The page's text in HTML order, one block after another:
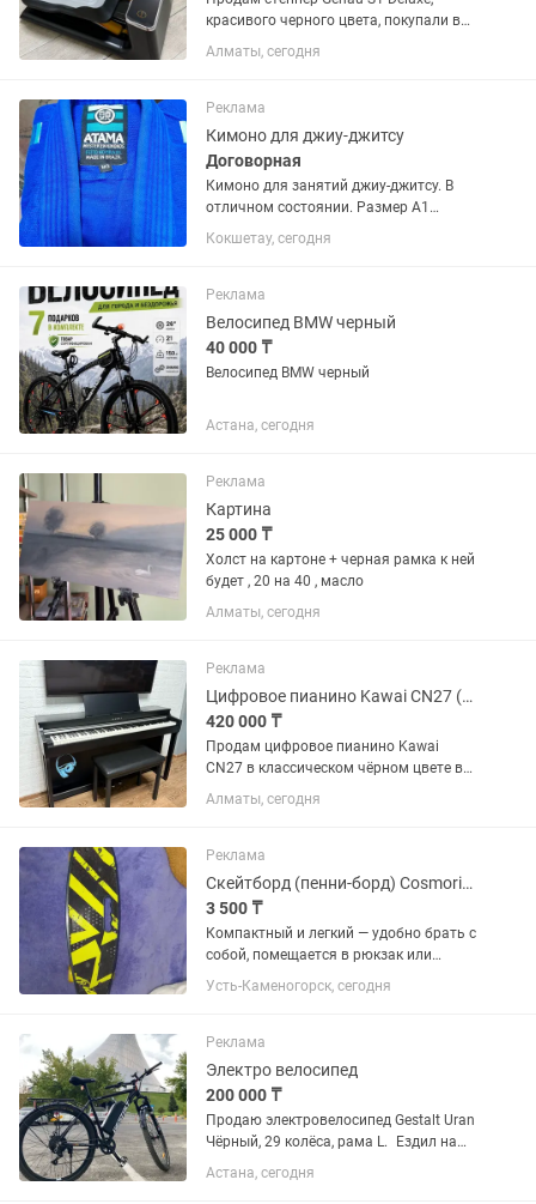
красивого черного цвета, покупали в
Genau через каспи. Книжка мануал,
гарантийный талон есть (Полная
Новый стоит 68 тыс. Причина:...
Алматы, сегодня
Реклама
Кимоно для джиу-джитсу
Договорная
Кимоно для занятий джиу-джитсу. В
отличном состоянии. Размер А1
черного цвета цена 15 000 тенге,
размер М3 синего цвета цена 10 000
Кокшетау, сегодня
Реклама
Велосипед BMW черный
40 000 ₸
Велосипед BMW черный
Астана, сегодня
Реклама
Картина
25 000 ₸
Холст на картоне + черная рамка к ней
будет , 20 на 40 , масло
Алматы, сегодня
Реклама
Цифровое пианино Kawai CN27 (чёрное) банкетка
420 000 ₸
Продам цифровое пианино Kawai
CN27 в классическом чёрном цвете в
комплекте с банкеткой. Инструмент в
отличном состоянии, использовался
клавиши, педали, электроника и...
Алматы, сегодня
Реклама
Скейтборд (пенни-борд) Cosmoride стиль и комфорт в одном!
3 500 ₸
Компактный и легкий — удобно брать с
собой, помещается в рюкзак или
багажник. Яркий дизайн — эффектный
желто-черный принт притягивает
Прочная дека — устойчивая,...
Усть-Каменогорск, сегодня
Реклама
Электро велосипед
200 000 ₸
Продаю электровелосипед Gestalt Uran
Чёрный, 29 колёса, рама L. Ездил на
нём 500 км — всё работает отлично,
никаких проблем. Ассистент помогает
Астана, сегодня